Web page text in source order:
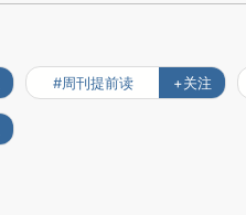
#周刊提前读 +关注